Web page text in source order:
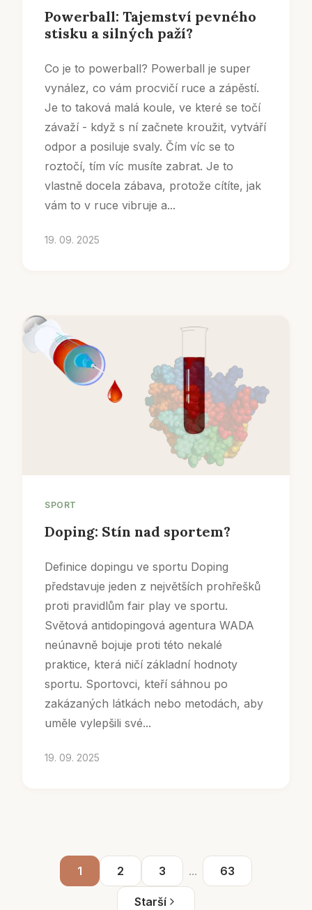
Powerball: Tajemství pevného
stisku a silných paží?
Co je to powerball? Powerball je super
vynález, co vám procvičí ruce a zápěstí.
Je to taková malá koule, ve které se točí
závaží - když s ní začnete kroužit, vytváří
odpor a posiluje svaly. Čím víc se to
roztočí, tím víc musíte zabrat. Je to
vlastně docela zábava, protože cítíte, jak
vám to v ruce vibruje a...
19. 09. 2025
SPORT
Doping: Stín nad sportem?
Definice dopingu ve sportu Doping
představuje jeden z největších prohřešků
proti pravidlům fair play ve sportu.
Světová antidopingová agentura WADA
neúnavně bojuje proti této nekalé
praktice, která ničí základní hodnoty
sportu. Sportovci, kteří sáhnou po
zakázaných látkách nebo metodách, aby
uměle vylepšili své...
19. 09. 2025
1 2 3 ... 63
Starší